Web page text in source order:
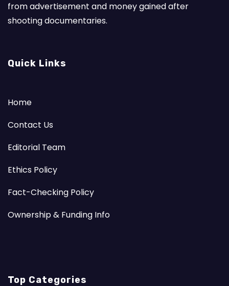
from advertisement and money gained after
shooting documentaries.
Quick Links
Home
Contact Us
Editorial Team
Ethics Policy
Fact-Checking Policy
Ownership & Funding Info
Top Categories